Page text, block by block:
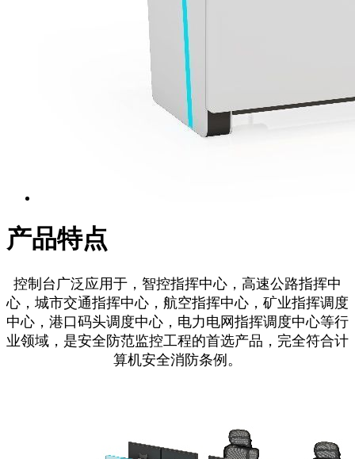
产品特点
控制台广泛应用于，智控指挥中心，高速公路指挥中
心，城市交通指挥中心，航空指挥中心，矿业指挥调度
中心，港口码头调度中心，电力电网指挥调度中心等行
业领域，是安全防范监控工程的首选产品，完全符合计
算机安全消防条例。